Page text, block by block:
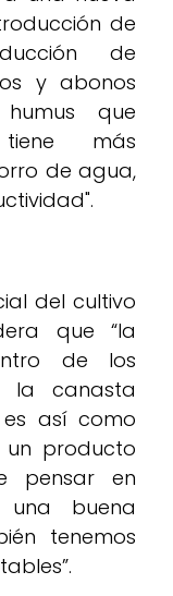
de
de
y abonos
que
más
de agua,
del cultivo
que “la
de los
la canasta
así como
producto
pensar en
buena
tenemos